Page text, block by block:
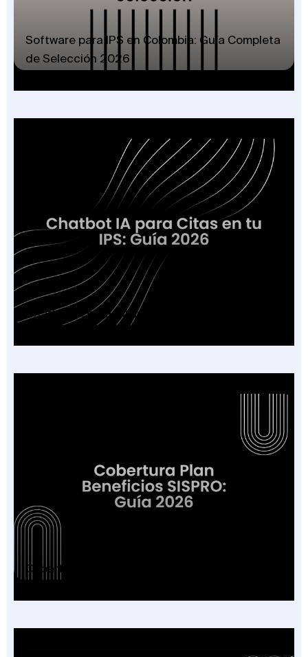
Software para IPS en Colombia: Guía Completa
de Selección 2026
Chatbot IA para Citas en tu IPS: Guía 2026
Cobertura Plan Beneficios SISPRO: Guía 2026